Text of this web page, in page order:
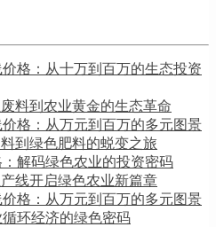
格：从十万到百万的生态投资
料到农业黄金的生态革命
格：从万元到百万的多元图景
到绿色肥料的蜕变之旅
解码绿色农业的投资密码
线开启绿色农业新篇章
格：从万元到百万的多元图景
环经济的绿色密码